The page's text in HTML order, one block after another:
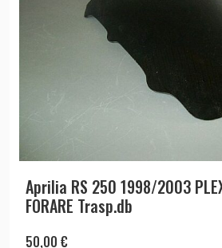
Aprilia RS 250 1998/2003
FORARE Trasp.db
50,00 €